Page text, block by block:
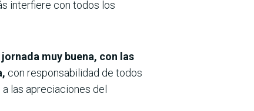
interfiere con todos los
muy buena, con las
con responsabilidad de todos
las apreciaciones del